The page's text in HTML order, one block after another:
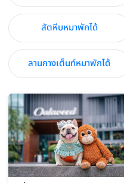
สัตหีบหมาพักได้
ลานกางเต็นท์หมาพักได้